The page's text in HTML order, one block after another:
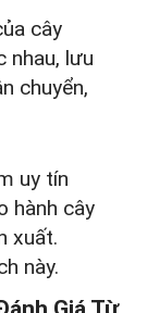
cây
nhau, lưu
chuyển,
uy tín
hành cây
xuất.
này.